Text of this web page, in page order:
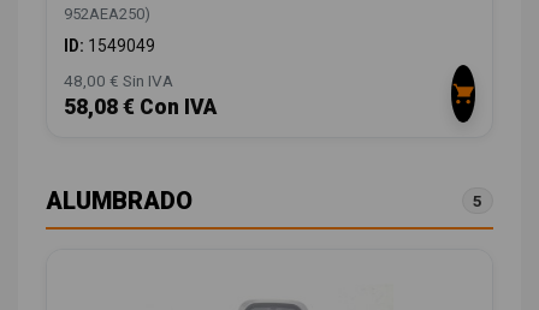
952AEA250)
ID: 1549049
48,00 € Sin IVA
58,08 € Con IVA
ALUMBRADO 5